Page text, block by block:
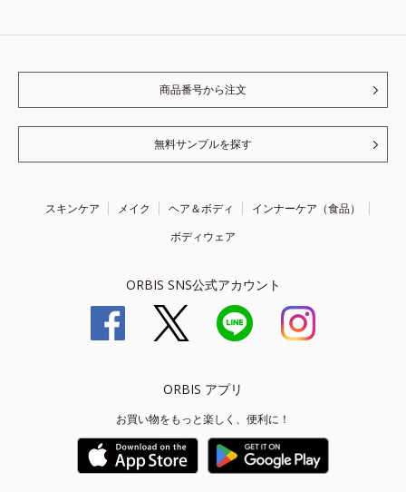
商品番号から注文
無料サンプルを探す
スキンケア メイク ヘア＆ボディ
インナーケア（食品）
ボディウェア
ORBIS SNS公式アカウント
ORBIS アプリ
お買い物をもっと楽しく、便利に！